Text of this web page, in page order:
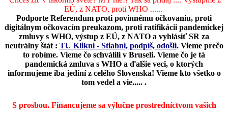
EÚ, z NATO, proti WHO ......
Podporte Referendum proti povinnému očkovaniu, proti
digitálnym očkovacím preukazom, proti ratifikácii pandemickej
zmluvy s WHO, výstup z EÚ, z NATO a vyhlásiť SR za
neutrálny štát : TU Klikni - Stiahni, podpíš, odošli. Vieme prečo
to robíme. Vieme čo schválili v Bruseli. Vieme čo je tá
pandemická zmluva s WHO a ďalšie veci, o ktorých
informujeme iba jediní z celého Slovenska! Vieme kto všetko o
tom vedel a vie..... .
S prosbou. Financujeme sa výlučne prostredníctvom vašich